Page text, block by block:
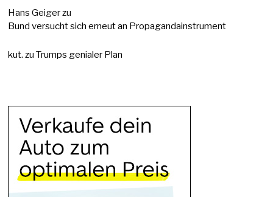
Hans Geigerzu
Bund versucht sich erneut an Propagandainstrument
kut. zuTrumps genialer Plan